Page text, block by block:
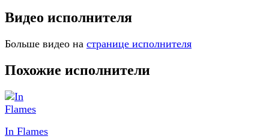
Видео исполнителя
Больше видео на странице исполнителя
Похожие исполнители
In Flames